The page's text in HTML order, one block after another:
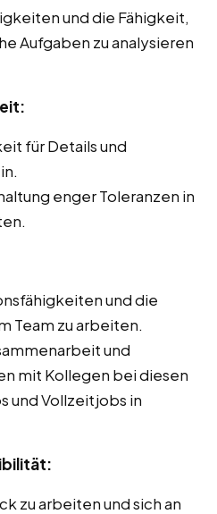
und die Fähigkeit,
Aufgaben zu analysieren
für Details und
enger Toleranzen in
und die
Team zu arbeiten.
und
mit Kollegen bei diesen
und Vollzeitjobs in
zu arbeiten und sich an